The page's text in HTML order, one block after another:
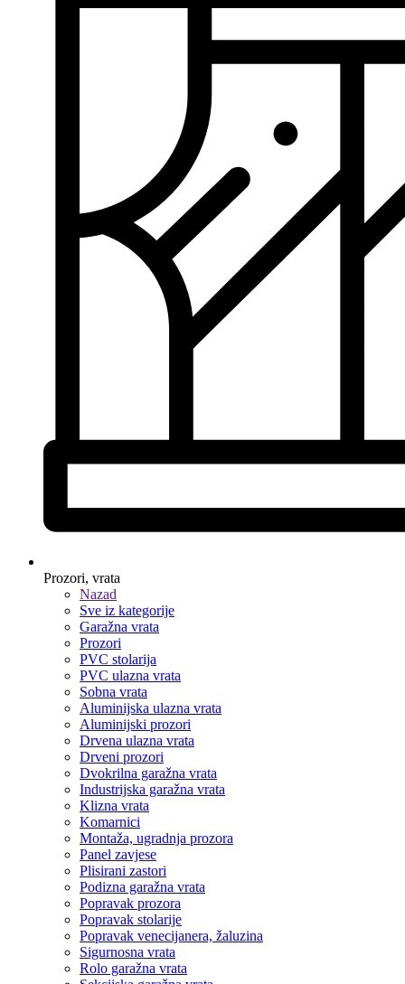
Prozori, vrata
Nazad
Sve iz kategorije
Garažna vrata
Prozori
PVC stolarija
PVC ulazna vrata
Sobna vrata
Aluminijska ulazna vrata
Aluminijski prozori
Drvena ulazna vrata
Drveni prozori
Dvokrilna garažna vrata
Industrijska garažna vrata
Klizna vrata
Komarnici
Montaža, ugradnja prozora
Panel zavjese
Plisirani zastori
Podizna garažna vrata
Popravak prozora
Popravak stolarije
Popravak venecijanera, žaluzina
Sigurnosna vrata
Rolo garažna vrata